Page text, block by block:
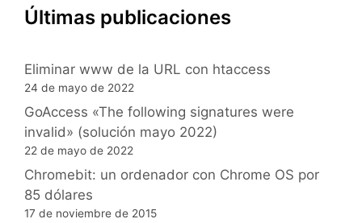
Últimas publicaciones
Eliminar www de la URL con htaccess
24 de mayo de 2022
GoAccess «The following signatures were
invalid» (solución mayo 2022)
22 de mayo de 2022
Chromebit: un ordenador con Chrome OS por
85 dólares
17 de noviembre de 2015